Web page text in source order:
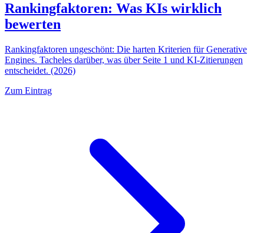
Rankingfaktoren: Was KIs wirklich
bewerten
Rankingfaktoren ungeschönt: Die harten Kriterien für Generative
Engines. Tacheles darüber, was über Seite 1 und KI-Zitierungen
entscheidet. (2026)
Zum Eintrag